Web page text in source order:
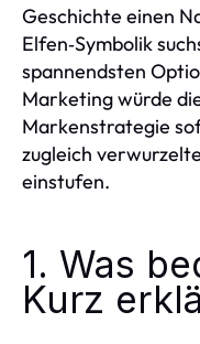
Geschichte einen
Elfen‑Symbolik
spannendsten
Marketing würde
Markenstrategie
zugleich
einstufen.
1. Was
Kurz